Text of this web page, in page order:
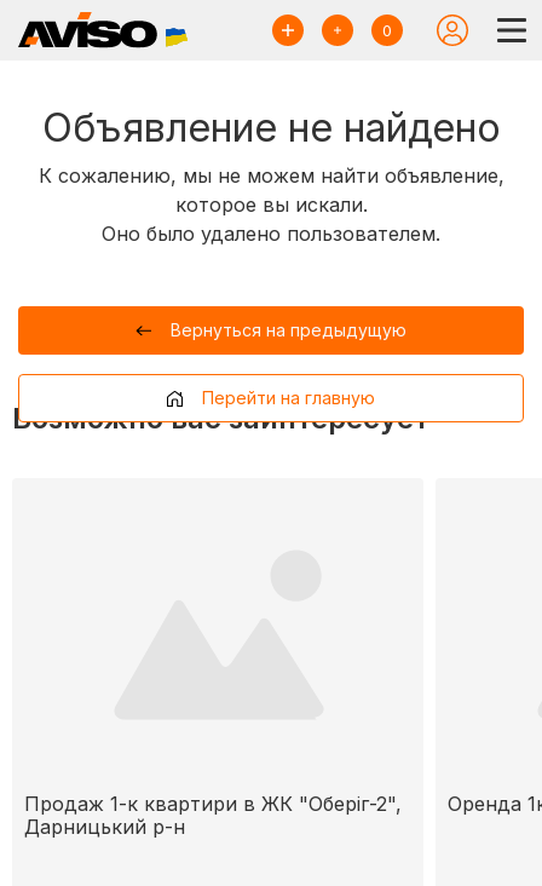
0
Объявление не найдено
К сожалению, мы не можем найти объявление,
которое вы искали.
Оно было удалено пользователем.
Вернуться на предыдущую
Перейти на главную
Возможно вас заинтересует
Продаж 1-к квартири в ЖК "Оберіг-2",
Дарницький р-н
Оренда